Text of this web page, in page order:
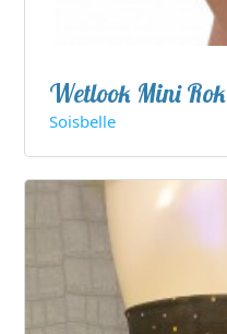
Wetlook Mini Rok
Soisbelle